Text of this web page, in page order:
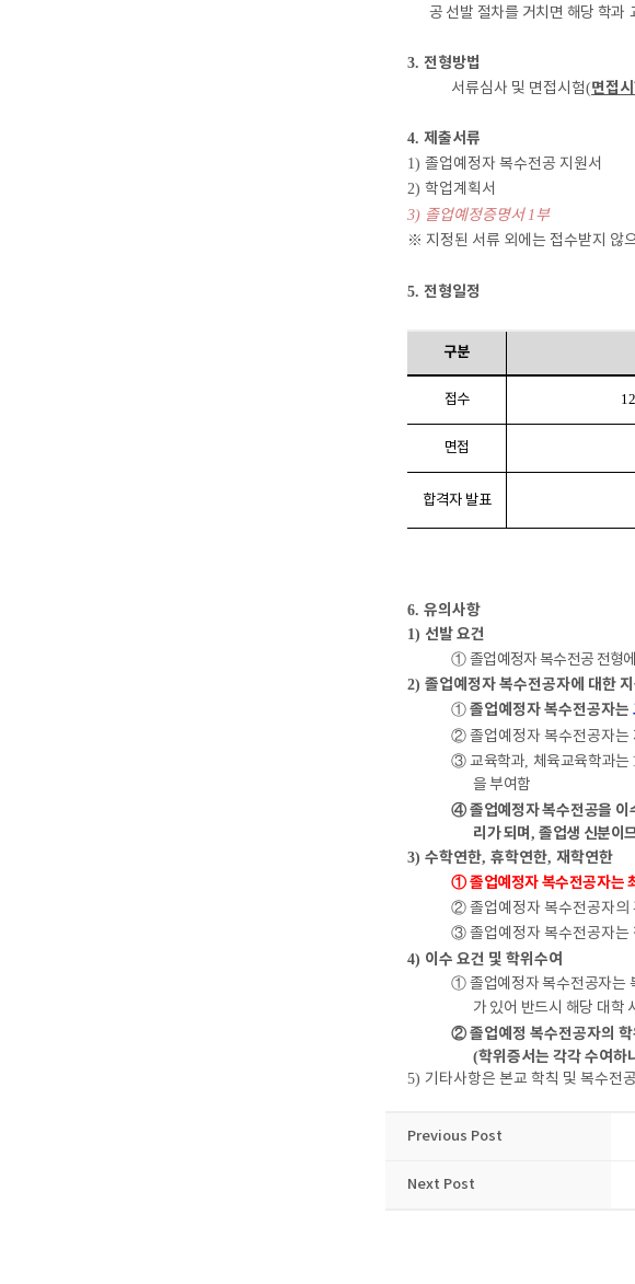
공 선발 절차를 거치면 해당 학과
3. 전형방법
서류심사 및 면접시험(면접
4. 제출서류
1) 졸업예정자 복수전공 지원서
2) 학업계획서
3) 졸업예정증명서 1 부
※ 지정된 서류 외에는 접수받지 않
5. 전형일정
구분
접수
면접
합격자 발표
6. 유의사항
1) 선발 요건
①졸업예정자 복수전공 전형
2) 졸업예정자 복수전공자에 대한
①졸업예정자 복수전공자는
②졸업예정자 복수전공자는
③교육학과, 체육교육학과는
을 부여함
④졸업예정자 복수전공을
리가 되며 ,졸업생 신분이
3) 수학연한, 휴학연한, 재학연한
①졸업예정자 복수전공자는
②졸업예정자 복수전공자의
③졸업예정자 복수전공자는
4) 이수 요건 및 학위수여
①졸업예정자 복수전공자는
가 있어 반드시 해당 대학
②졸업예정 복수전공자의
(학위증서는 각각 수여하
5) 기타사항은 본교 학칙 및 복수전
Previous Post
Next Post